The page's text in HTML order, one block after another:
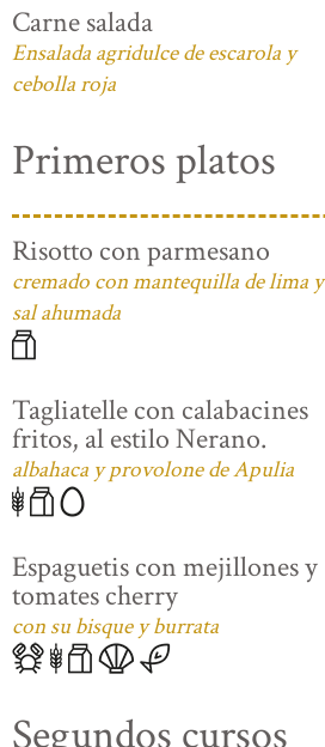
Carne salada
Ensalada agridulce de escarola y
cebolla roja
Primeros platos
Risotto con parmesano
cremado con mantequilla de lima y
sal ahumada
Tagliatelle con calabacines
fritos, al estilo Nerano.
albahaca y provolone de Apulia
Espaguetis con mejillones y
tomates cherry
con su bisque y burrata